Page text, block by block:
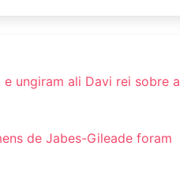
ungiram ali Davi rei sobre a
de Jabes-Gileade foram